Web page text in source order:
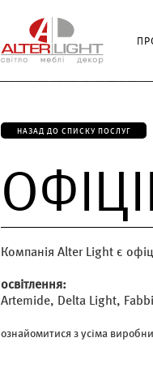
НАЗАД ДО СПИСКУ ПОСЛУГ
Компанія Alter Light є
освітлення:
Artemide, Delta Light,
ознайомитися з усіма